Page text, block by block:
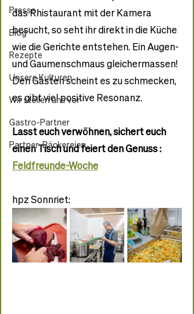
Presse
Blog
Rezepte
Unsere Kulturen
Wir stellen uns vor
Gastro-Partner
Partner-Bäckereien
das Rhistaurant mit der Kamera
besucht, so seht ihr direkt in die Küche
wie die Gerichte entstehen. Ein Augen-
und Gaumenschmaus gleichermassen!
Den Gästen scheint es zu schmecken,
es gibt viel positive Resonanz.
Lasst euch verwöhnen, sichert euch
einen Tisch und feiert den Genuss :
Feldfreunde-Woche
hpz Sonnriet: